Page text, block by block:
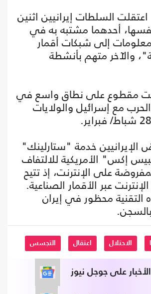
السلطات إيرانيين اثنين
أحدهما مشتبه به في
إلى شبكات أقمار
والآخر متهم بأنشطة
مقطوع على نطاق واسع في
مع إسرائيل والولايات
خدمة "ستارلينك"
إكس" الأمريكية للالتفاف
على الإنترنت، إذ تتيح
عبر الأقمار الصناعية.
محظور في إيران
الاحتلال اعتقال التجسس
الأخبار على جوجل نيوز